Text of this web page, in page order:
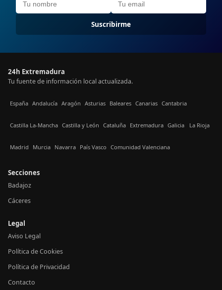
Suscribirme
24h Extremadura
Tu fuente de información local actualizada.
España Andalucía Aragón Asturias Baleares Canarias Cantabria
Castilla La-Mancha Castilla y León Cataluña Extremadura Galicia La Rioja
Madrid Murcia Navarra País Vasco Comunidad Valenciana
Secciones
Badajoz
Cáceres
Legal
Aviso Legal
Política de Cookies
Política de Privacidad
Contacto